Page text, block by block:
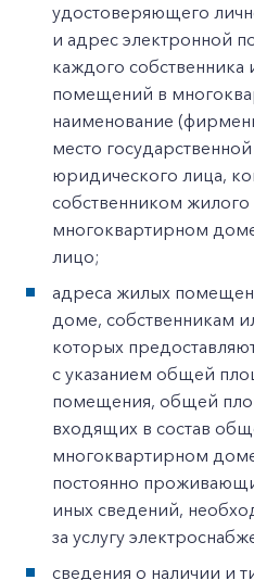
удостоверяющего
и адрес электронной
каждого собственника
помещений в
наименование
место
юридического лица,
собственником
многоквартирном
лицо;
адреса жилых
доме, собственникам
которых
с указанием общей
помещения, общей
входящих в состав
многоквартирном
постоянно
иных сведений,
за услугу
сведения о наличии и